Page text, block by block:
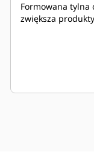
Formowana tylna
zwiększa